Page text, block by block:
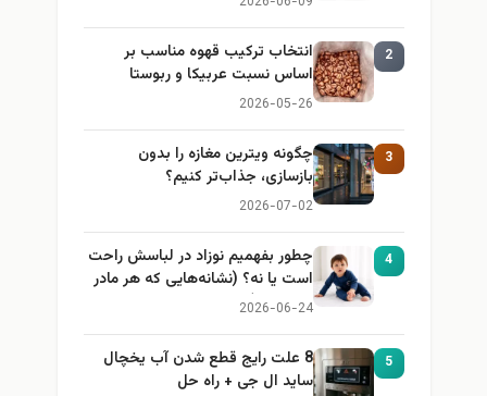
2
انتخاب ترکیب قهوه مناسب بر
اساس نسبت عربیکا و ربوستا
2026-05-26
3
چگونه ویترین مغازه را بدون
بازسازی، جذاب‌تر کنیم؟
2026-07-02
4
چطور بفهمیم نوزاد در لباسش راحت
است یا نه؟ (نشانه‌هایی که هر مادر
باید بداند)
2026-06-24
5
8 علت رایج قطع شدن آب یخچال
ساید ال جی + راه حل